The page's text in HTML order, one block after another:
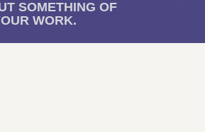
SOMETHING OF
WORK.